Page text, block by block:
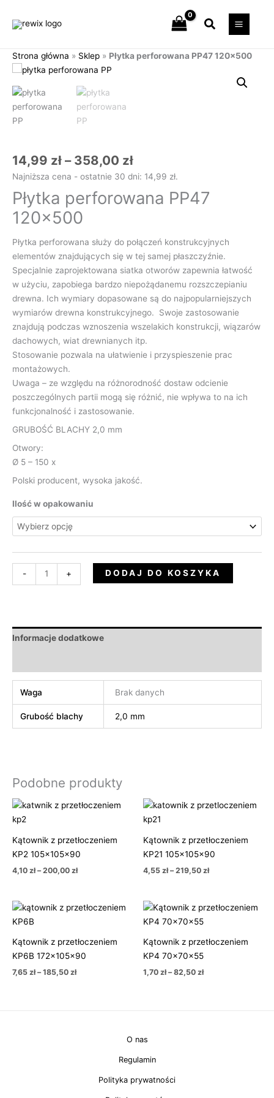
Szukaj
Strona główna » Sklep » Płytka perforowana PP47 120×500
14,99 zł – 358,00 zł
Najniższa cena - ostatnie 30 dni: 14,99 zł.
Płytka perforowana PP47
120×500
Płytka perforowana służy do połączeń konstrukcyjnych
elementów znajdujących się w tej samej płaszczyźnie.
Specjalnie zaprojektowana siatka otworów zapewnia łatwość
w użyciu, zapobiega bardzo niepożądanemu rozszczepianiu
drewna. Ich wymiary dopasowane są do najpopularniejszych
wymiarów drewna konstrukcyjnego. Swoje zastosowanie
znajdują podczas wznoszenia wszelakich konstrukcji, wiązarów
dachowych, wiat drewnianych itp.
Stosowanie pozwala na ułatwienie i przyspieszenie prac
montażowych.
Uwaga – ze względu na różnorodność dostaw odcienie
poszczególnych partii mogą się różnić, nie wpływa to na ich
funkcjonalność i zastosowanie.
GRUBOŚĆ BLACHY 2,0 mm
Otwory:
Ø 5 – 150 x
Polski producent, wysoka jakość.
Ilość w opakowaniu
-
ilość
perforowana
PP47
120x500
+ DODAJ DO KOSZYKA
Informacje dodatkowe
Waga Brak danych
Grubość blachy 2,0 mm
Podobne produkty
Kątownik z przetłoczeniem
KP2 105x105x90
4,10 zł – 200,00 zł
Zakres
do
200,00 zł
Kątownik z przetłoczeniem
KP21 105x105x90
4,55 zł – 219,50 zł
Zakres
do
219,50 zł
Kątownik z przetłoczeniem
KP6B 172x105x90
7,65 zł – 185,50 zł
Zakres
cen:
do
185,50 zł
Kątownik z przetłoczeniem
KP4 70x70x55
1,70 zł – 82,50 zł
Zakres
cen:
od
do
O nas
Regulamin
Polityka prywatności